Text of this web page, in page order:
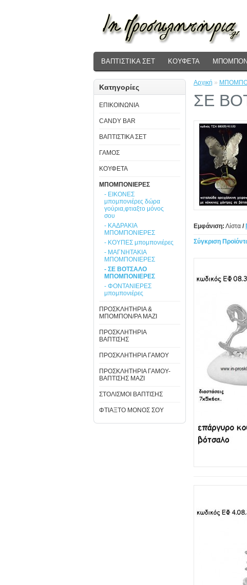
ΒΑΠΤΙΣΤΙΚΑ ΣΕΤ ΚΟΥΦΕΤΑ
Κατηγορίες
ΕΠΙΚΟΙΝΩΝΙΑ
CANDY BAR
ΒΑΠΤΙΣΤΙΚΑ ΣΕΤ
ΓΑΜΟΣ
ΚΟΥΦΕΤΑ
ΜΠΟΜΠΟΝΙΕΡΕΣ
- ΕΙΚΟΝΕΣ
μπομπονιέρες δώρα
γούρια,φτιαξτο μόνος
σου
- ΚΑΔΡΑΚΙΑ
ΜΠΟΜΠΟΝΙΕΡΕΣ
- ΚΟΥΠΕΣ μπομπονιέρες
- ΜΑΓΝΗΤΑΚΙΑ
ΜΠΟΜΠΟΝΙΕΡΕΣ
- ΣΕ ΒΟΤΣΑΛΟ
ΜΠΟΜΠΟΝΙΕΡΕΣ
- ΦΟΝΤΑΝΙΕΡΕΣ
μπομπονιέρες
ΠΡΟΣΚΛΗΤΗΡΙΑ &
ΜΠΟΜΠΟΝ/ΡΑ ΜΑΖΙ
ΠΡΟΣΚΛΗΤΗΡΙΑ
ΒΑΠΤΙΣΗΣ
ΠΡΟΣΚΛΗΤΗΡΙΑ ΓΑΜΟΥ
ΠΡΟΣΚΛΗΤΗΡΙΑ ΓΑΜΟΥ-
ΒΑΠΤΙΣΗΣ ΜΑΖΙ
ΣΤΟΛΙΣΜΟΙ ΒΑΠΤΙΣΗΣ
ΦΤΙΑΞΤΟ ΜΟΝΟΣ ΣΟΥ
Αρχική »
ΣΕ
Εμφάνιση: Λίστα /
Σύγκριση